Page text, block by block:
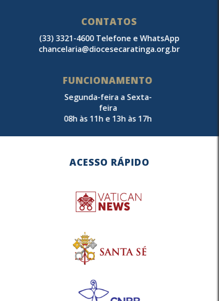
CONTATOS
(33) 3321-4600 Telefone e WhatsApp
chancelaria@diocesecaratinga.org.br
FUNCIONAMENTO
Segunda-feira a Sexta-
feira
08h às 11h e 13h às 17h
ACESSO RÁPIDO